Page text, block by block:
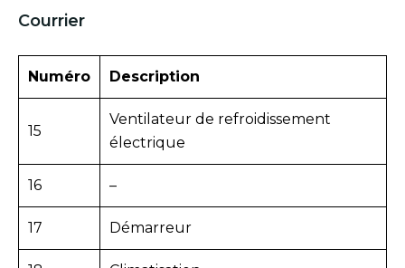
Courrier
Numéro Description
15
Ventilateur de refroidissement
électrique
16 –
17 Démarreur